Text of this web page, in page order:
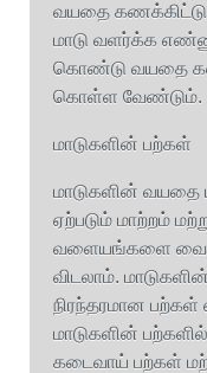
வயதை
மாடு வளர்க்க
கொண்டு வயதை
கொள்ள வேண்டும்.
மாடுகளின் பற்கள்
மாடுகளின் வயதை
ஏற்படும் மாற்றம்
வளையங்களை
விடலாம்.
நிரந்தரமான
மாடுகளின்
கடைவாய் பற்கள்